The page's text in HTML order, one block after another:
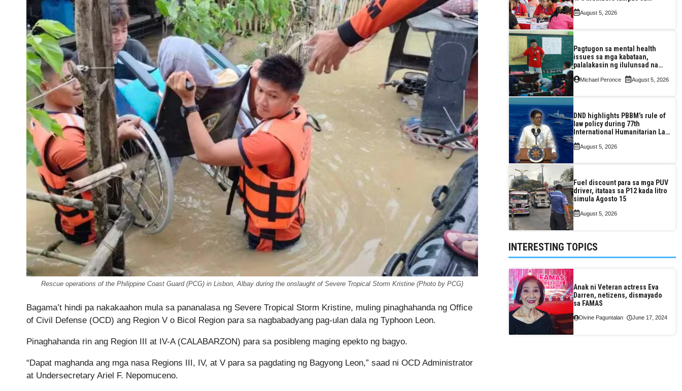
Rescue operations of the Philippine Coast Guard (PCG) in Lisbon, Albay during the onslaught of Severe Tropical Storm Kristine (Photo by PCG)
Bagama’t hindi pa nakakaahon mula sa pananalasa ng Severe Tropical Storm Kristine, muling pinaghahanda ng Office
of Civil Defense (OCD) ang Region V o Bicol Region para sa nagbabadyang pag-ulan dala ng Typhoon Leon.
Pinaghahanda rin ang Region III at IV-A (CALABARZON) para sa posibleng maging epekto ng bagyo.
“Dapat maghanda ang mga nasa Regions III, IV, at V para sa pagdating ng Bagyong Leon,” saad ni OCD Administrator
at Undersecretary Ariel F. Nepomuceno.
August 5, 2026
Pagtugon sa mental health
issues sa mga kabataan,
palalakasin ng ilulunsad na
Michael Peronce August 5, 2026
DND highlights PBBM’s rule of
law policy during 77th
International Humanitarian Law
August 5, 2026
Fuel discount para sa mga PUV
driver, itataas sa P12 kada litro
simula Agosto 15
August 5, 2026
INTERESTING TOPICS
Anak ni Veteran actress Eva
Darren, netizens, dismayado
sa FAMAS
Divine Paguntalan June 17, 2024